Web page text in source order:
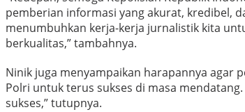
pemberian informasi yang akurat, kredibel,
menumbuhkan kerja-kerja jurnalistik kita
berkualitas,” tambahnya.
Ninik juga menyampaikan harapannya agar
Polri untuk terus sukses di masa mendatang.
sukses,” tutupnya.